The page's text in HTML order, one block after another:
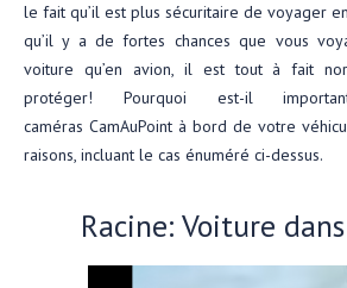
le fait qu’il est plus sécuritaire de voyager
qu’il y a de fortes chances que vous
voiture qu’en avion, il est tout à fait
protéger! Pourquoi est-il
caméras CamAuPoint à bord de votre
raisons, incluant le cas énuméré ci-dessus.
Racine: Voiture